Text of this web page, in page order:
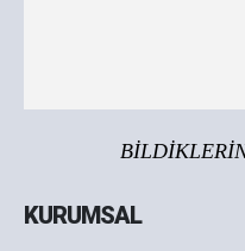
KURUMSAL